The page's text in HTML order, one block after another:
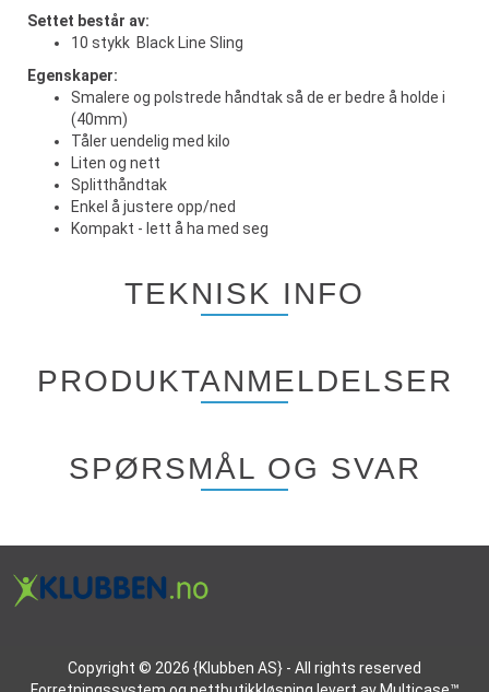
Settet består av:
10 stykk Black Line Sling
Egenskaper:
Smalere og polstrede håndtak så de er bedre å holde i
(40mm)
Tåler uendelig med kilo
Liten og nett
Splitthåndtak
Enkel å justere opp/ned
Kompakt - lett å ha med seg
TEKNISK INFO
PRODUKTANMELDELSER
SPØRSMÅL OG SVAR
Copyright © 2026 {Klubben AS} - All rights reserved